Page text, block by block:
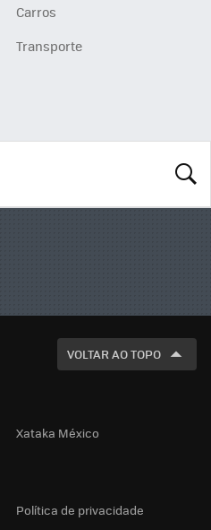
Carros
Transporte
VOLTAR AO TOPO
Xataka México
Política de privacidade